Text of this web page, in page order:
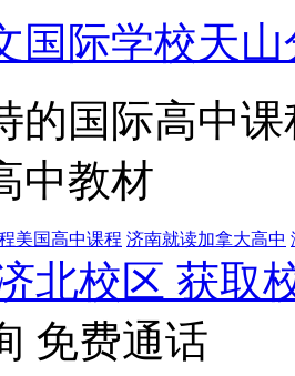
国际学校天山
的国际高中
中教材
美国高中课程 济南就读加拿大高中
北校区 获取
免费通话